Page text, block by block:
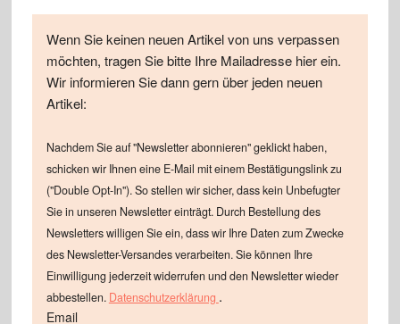
Wenn Sie keinen neuen Artikel von uns verpassen
möchten, tragen Sie bitte Ihre Mailadresse hier ein.
Wir informieren Sie dann gern über jeden neuen
Artikel:
Nachdem Sie auf "Newsletter abonnieren" geklickt haben,
schicken wir Ihnen eine E-Mail mit einem Bestätigungslink zu
("Double Opt-In"). So stellen wir sicher, dass kein Unbefugter
Sie in unseren Newsletter einträgt. Durch Bestellung des
Newsletters willigen Sie ein, dass wir Ihre Daten zum Zwecke
des Newsletter-Versandes verarbeiten. Sie können Ihre
Einwilligung jederzeit widerrufen und den Newsletter wieder
abbestellen. Datenschutzerklärung .
Email